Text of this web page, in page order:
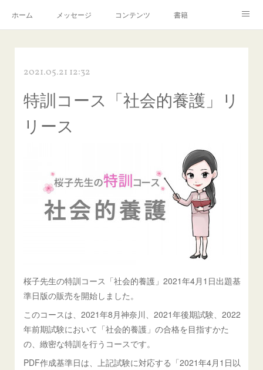
ホーム メッセージ コンテンツ 書籍
2021.05.21 12:32
特訓コース「社会的養護」リ
リース
桜子先生の特訓コース「社会的養護」2021年4月1日出題基
準日版の販売を開始しました。
このコースは、2021年8月神奈川、2021年後期試験、2022
年前期試験において「社会的養護」の合格を目指すかた
の、緻密な特訓を行うコースです。
PDF作成基準日は、上記試験に対応する「2021年4月1日以